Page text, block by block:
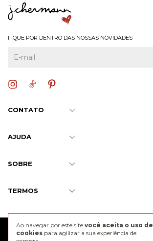
Ao navegar por este site você aceita o uso de
cookies para agilizar a sua experiência de
FIQUE POR DENTRO DAS NOSSAS NOVIDADES
CONTATO
AJUDA
SOBRE
TERMOS
@2026 J. Chermann